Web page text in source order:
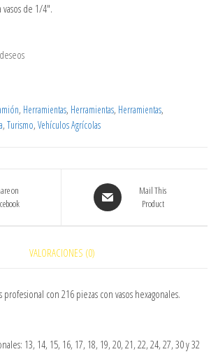
de 1/4″.
, Herramientas, Herramientas, Herramientas,
, Turismo, Vehículos Agrícolas
on
Mail This
Product
VALORACIONES (0)
con 216 piezas con vasos hexagonales.
13, 14, 15, 16, 17, 18, 19, 20, 21, 22, 24, 27, 30 y 32